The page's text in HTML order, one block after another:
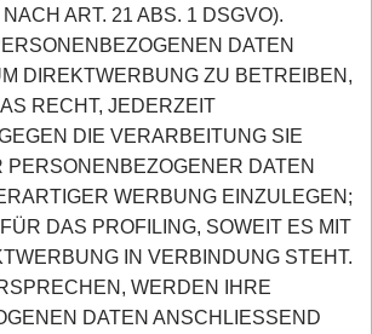
ART. 21 ABS. 1 DSGVO).
DATEN
DIREKTWERBUNG ZU BETREIBEN,
RECHT, JEDERZEIT
DIE VERARBEITUNG SIE
DATEN
WERBUNG EINZULEGEN;
DAS PROFILING, SOWEIT ES MIT
IN VERBINDUNG STEHT.
WERDEN IHRE
DATEN ANSCHLIESSEND